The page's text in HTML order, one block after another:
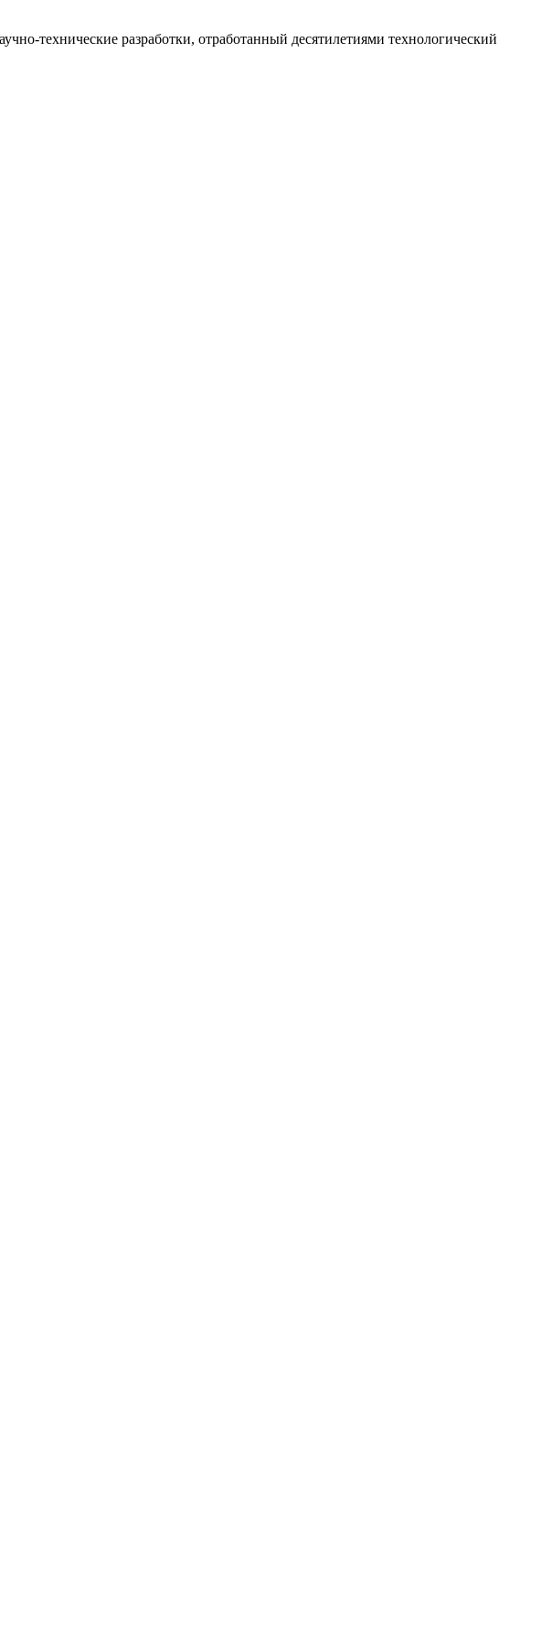
технические разработки, отработанный десятилетиями технологический